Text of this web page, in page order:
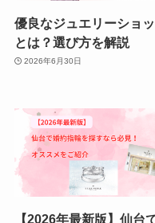
優良なジュエリーショ
とは？選び方を解説
2026年6月30日
【2026年最新版】仙台